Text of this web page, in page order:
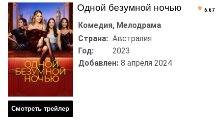
Одной безумной ночью
Смотреть трейлер
Комедия, Мелодрама
Страна: Австралия
Год:
2023
Добавлен: 8 апреля 2024
6.67